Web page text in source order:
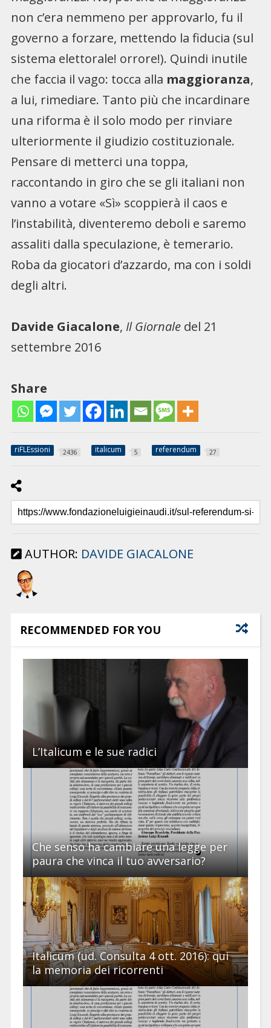
non c’era nemmeno per approvarlo, fu il
governo a forzare, mettendo la fiducia (sul
sistema elettorale! orrore!). Quindi inutile
che faccia il vago: tocca alla maggioranza,
a lui, rimediare. Tanto più che incardinare
una riforma è il solo modo per rinviare
ulteriormente il giudizio costituzionale.
Pensare di metterci una toppa,
raccontando in giro che se gli italiani non
vanno a votare «Sì» scoppierà il caos e
l’instabilità, diventeremo deboli e saremo
assaliti dalla speculazione, è temerario.
Roba da giocatori d’azzardo, ma con i soldi
degli altri.
Davide Giacalone, Il Giornaledel 21
settembre 2016
Share
riFLEssioni 2436 italicum 5 referendum 27
AUTHOR: DAVIDE GIACALONE
RECOMMENDED FOR YOU
L’Italicum e le sue radici
Che senso ha cambiare una legge per
paura che vinca il tuo avversario?
Italicum (ud. Consulta 4 ott. 2016): qui
la memoria dei ricorrenti